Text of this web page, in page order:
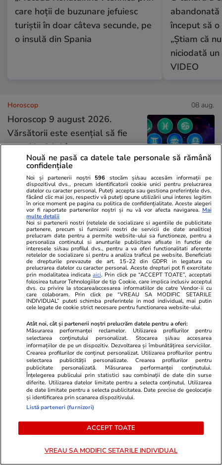
care hoții de buzunare jefuiesc
turiștii în doar câteva secunde, pe
o insulă din Spania
început să o
„Știam că
niciodată un
VIDEO
Horoscop 08 aug.
Horoscop 9 august 2026.
Vărsătorii este esențial să fie
atenți la felul în care se
exprimă față de oricine, în
special față de partenerul de
cuplu
Bani și Afaceri 03 aug.
Cine poate retrage banii din
contul unei persoane decedate
Lifestyle
30 de expresii în turcă esențiale
pentru vacanță: de la bazar la
plajă
Lifestyle 04 aug.
Nouă ne pasă ca datele tale personale să rămână
confidențiale
Noi și partenerii noștri 596 stocăm și/sau accesăm informații pe
dispozitivul dvs., precum identificatorii cookie unici pentru prelucrarea
datelor cu caracter personal. Puteți accepta sau gestiona preferințele dvs.
făcând clic mai jos, respectiv vă puteți opune utilizării unui interes legitim
în orice moment pe pagina cu politica de confidențialitate. Aceste alegeri
vor fi raportate partenerilor noștri și nu vă vor afecta navigarea. Mai
multe detalii
Noi si partenerii nostri (retelele de socializare si agentiile de publicitate
partenere, precum si furnizorii nostri de servicii de date analitice)
prelucram date pentru a permite website-ului sa functioneze, pentru a
personaliza continutul si anunturile publicitare afisate in functie de
interesele si/sau profilul dvs., pentru a va oferi functionalitati aferente
retelelor de socializare si pentru a analiza traficul pe website. Beneficiati
de drepturile prevazute de art. 15-22 din GDPR in legatura cu
prelucrarea datelor cu caracter personal. Aceste drepturi pot fi exercitate
prin modalitatea indicataaici. Prin click pe “ACCEPT TOATE”, acceptati
folosirea tuturor Tehnologiilor de tip Cookie, care implica inclusiv acceptul
dvs. cu privire la stocarea/accesarea informatiilor de catre Vendor-ii cu
care colaboram. Prin click pe “VREAU SA MODIFIC SETARILE
INDIVIDUAL” puteti schimba preferintele in mod individual, mai putin
cele legate de cookie strict necesare pentru functionarea website-ului.
Atât noi, cât și partenerii noștri prelucrăm datele pentru a oferi:
Măsurarea performanței reclamelor. Utilizarea profilurilor pentru
selectarea conținutului personalizat. Stocarea și/sau accesarea
informațiilor de pe un dispozitiv. Dezvoltarea și îmbunătățirea serviciilor.
Crearea profilurilor de conținut personalizat. Utilizarea profilurilor pentru
selectarea publicității personalizate. Crearea profilurilor pentru
publicitate personalizată. Măsurarea performanței conținutului.
Înțelegerea publicului prin statistici sau combinații de date din surse
diferite. Utilizarea datelor limitate pentru a selecta conținutul. Utilizarea
de date limitate pentru a selecta publicitatea. Date precise de geolocație
și identificarea prin scanarea dispozitivului.
Listă parteneri (furnizori)
ACCEPT TOATE
VREAU SA MODIFIC SETARILE INDIVIDUAL